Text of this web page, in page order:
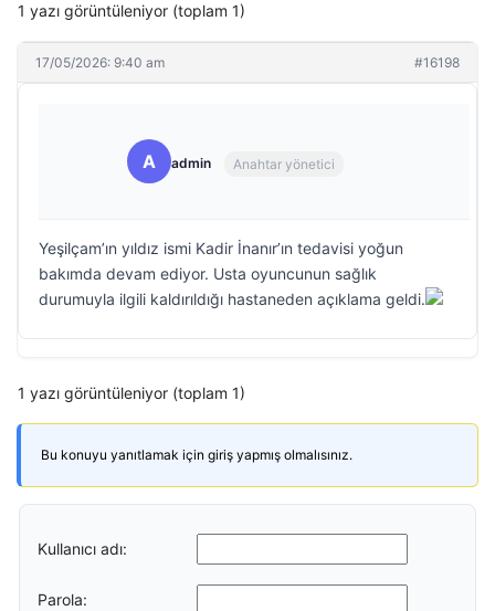
1 yazı görüntüleniyor (toplam 1)
17/05/2026: 9:40 am #16198
A admin Anahtar yönetici
Yeşilçam’ın yıldız ismi Kadir İnanır’ın tedavisi yoğun
bakımda devam ediyor. Usta oyuncunun sağlık
durumuyla ilgili kaldırıldığı hastaneden açıklama geldi.
1 yazı görüntüleniyor (toplam 1)
Bu konuyu yanıtlamak için giriş yapmış olmalısınız.
Kullanıcı adı:
Parola: